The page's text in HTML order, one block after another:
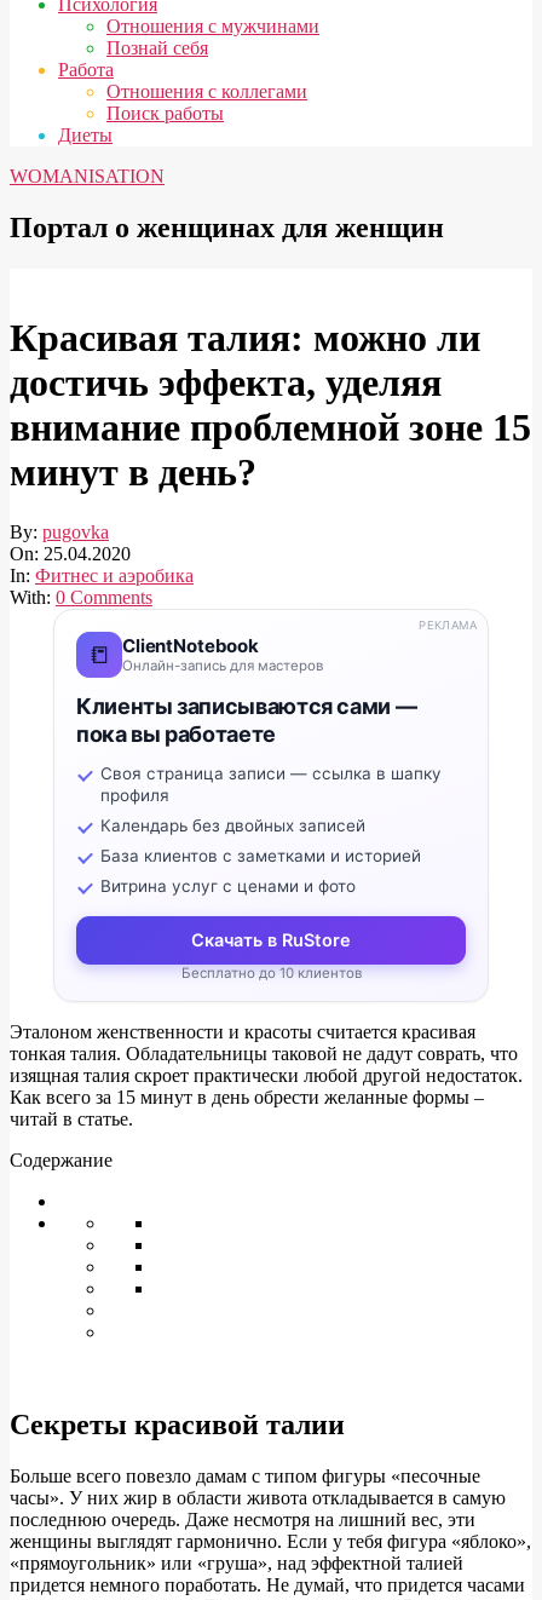
Психология
Отношения с мужчинами
Познай себя
Работа
Отношения с коллегами
Поиск работы
Диеты
WOMANISATION
Портал о женщинах для женщин
Красивая талия: можно ли
достичь эффекта, уделяя
внимание проблемной зоне 15
минут в день?
By: pugovka
On: 25.04.2020
In: Фитнес и аэробика
With: 0 Comments
📒 ClientNotebook
Онлайн-запись для мастеров
Клиенты записываются сами —
пока вы работаете
Своя страница записи — ссылка в шапку
профиля
Календарь без двойных записей
База клиентов с заметками и историей
Витрина услуг с ценами и фото
Скачать в RuStore
Бесплатно до 10 клиентов
РЕКЛАМА
Эталоном женственности и красоты считается красивая
тонкая талия. Обладательницы таковой не дадут соврать, что
изящная талия скроет практически любой другой недостаток.
Как всего за 15 минут в день обрести желанные формы –
читай в статье.
Содержание
Секреты красивой талии
Больше всего повезло дамам с типом фигуры «песочные
часы». У них жир в области живота откладывается в самую
последнюю очередь. Даже несмотря на лишний вес, эти
женщины выглядят гармонично. Если у тебя фигура «яблоко»,
«прямоугольник» или «груша», над эффектной талией
придется немного поработать. Не думай, что придется часами